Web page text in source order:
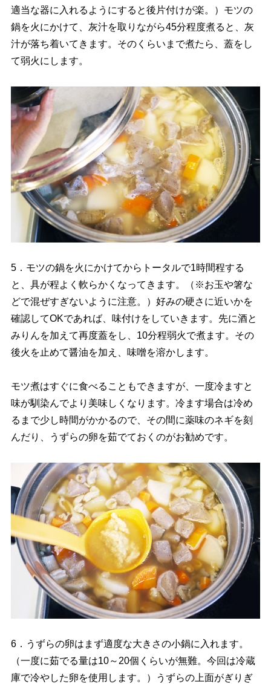
適当な器に入れるようにすると後片付けが楽。）モツの
鍋を火にかけて、灰汁を取りながら45分程度煮ると、灰
汁が落ち着いてきます。そのくらいまで煮たら、蓋をし
て弱火にします。
5．モツの鍋を火にかけてからトータルで1時間程する
と、具が程よく軟らかくなってきます。（※お玉や箸な
どで混ぜすぎないように注意。）好みの硬さに近いかを
確認してOKであれば、味付けをしていきます。先に酒と
みりんを加えて再度蓋をし、10分程弱火で煮ます。その
後火を止めて醤油を加え、味噌を溶かします。
モツ煮はすぐに食べることもできますが、一度冷ますと
味が馴染んでより美味しくなります。冷ます場合は冷め
るまで少し時間がかかるので、その間に薬味のネギを刻
んだり、うずらの卵を茹でておくのがお勧めです。
6．うずらの卵はまず適度な大きさの小鍋に入れます。
（一度に茹でる量は10～20個くらいが無難。今回は冷蔵
庫で冷やした卵を使用します。）うずらの上面がぎりぎ